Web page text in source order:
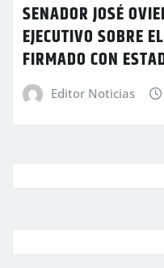
SENADOR JOSÉ
EJECUTIVO SOBRE
FIRMADO CON
Editor Noticias